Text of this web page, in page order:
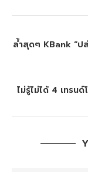
ล้ำสุดๆ KBank “ป
ไม่รู้ไม่ได้ 4 เทรน